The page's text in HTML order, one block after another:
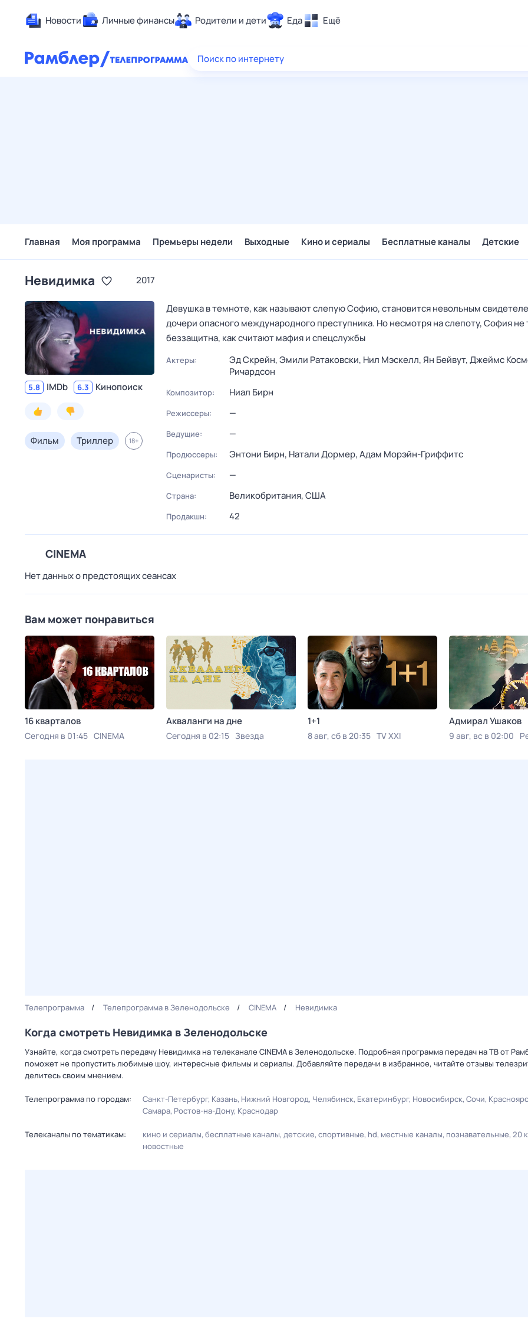
Новости Личные финансы Родители и дети Еда Ещё
Здоровье
Поиск по интернету
Главная Моя программа Премьеры недели Выходные Кино и сериалы Бесплатные каналы Детские
Невидимка 2017
5.8 IMDb 6.3 Кинопоиск
Фильм Триллер 18+
Девушка в темноте, как называют слепую Софию, становится невольным
дочери опасного международного преступника. Но несмотря на слепоту, София не
беззащитна, как считают мафия и спецслужбы
Актеры: Эд Скрейн,Эмили Ратаковски, Нил Мэскелл,Ян Бейвут,Джеймс
Ричардсон
Композитор: Ниал Бирн
Режиссеры: —
Ведущие: —
Продюссеры: Энтони Бирн, Натали Дормер,Адам Морэйн-Гриффитс
Сценаристы: —
Страна: Великобритания,США
Продакшн: 42
CINEMA
Нет данных о предстоящих сеансах
Вам может понравиться
16 кварталов
Сегодня в 01:45 CINEMA
Акваланги на дне
Сегодня в 02:15 Звезда
1+1
8 авг, сб в 20:35 TV XXI
Адмирал Ушаков
9 авг, вс в 02:00
Телепрограмма Телепрограмма в Зеленодольске CINEMA Невидимка
Когда смотреть Невидимка в Зеленодольске
Узнайте, когда смотреть передачу Невидимка на телеканале CINEMA в Зеленодольске. Подробная программа передач на ТВ от
поможет не пропустить любимые шоу, интересные фильмы и сериалы. Добавляйте передачи в избранное, читайте отзывы
делитесь своим мнением.
Телепрограмма по городам: Санкт-Петербург Казань Нижний Новгород Челябинск Екатеринбург Новосибирск Сочи
Самара Ростов-на-Дону Краснодар
Телеканалы по тематикам: кино и сериалы бесплатные каналы детские спортивные hd местные каналы познавательные 20
новостные